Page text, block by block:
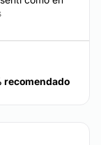
recomendado